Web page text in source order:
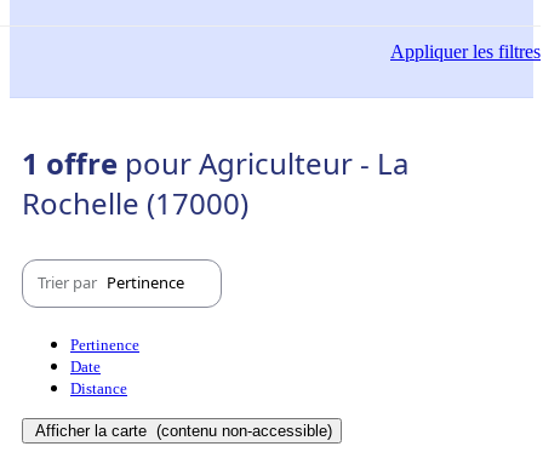
Appliquerles filtres
1 offre pour Agriculteur - La
Rochelle (17000)
Trier par Pertinence
Pertinence
Date
Distance
Afficher la carte (contenu non-accessible)